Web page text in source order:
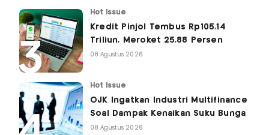
Hot Issue
Kredit Pinjol Tembus Rp105,14
Triliun, Meroket 25,88 Persen
08 Agustus 2026
Hot Issue
OJK Ingatkan Industri Multifinance
Soal Dampak Kenaikan Suku Bunga
08 Agustus 2026